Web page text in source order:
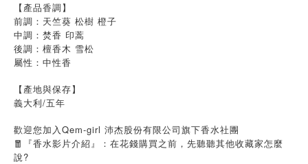
【產品香調】
前調：天竺葵 松樹 橙子
中調：焚香 印蒿
後調：檀香木 雪松
屬性：中性香
【產地與保存】
義大利/五年
歡迎您加入Qem-girl 沛杰股份有限公司旗下香水社團
🧧『香水影片介紹』：在花錢購買之前，先聽聽其他收藏家怎麼
說?